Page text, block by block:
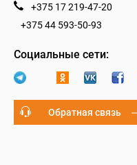
+375 17 219-47-20
+375 44 593-50-93
Социальные сети:
Обратная связь